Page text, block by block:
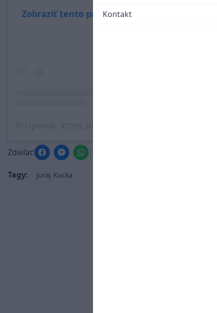
Kontakt
Zobraziť tento príspevok na Instagrame
Zdieľať:
Tagy: Juraj Kucka